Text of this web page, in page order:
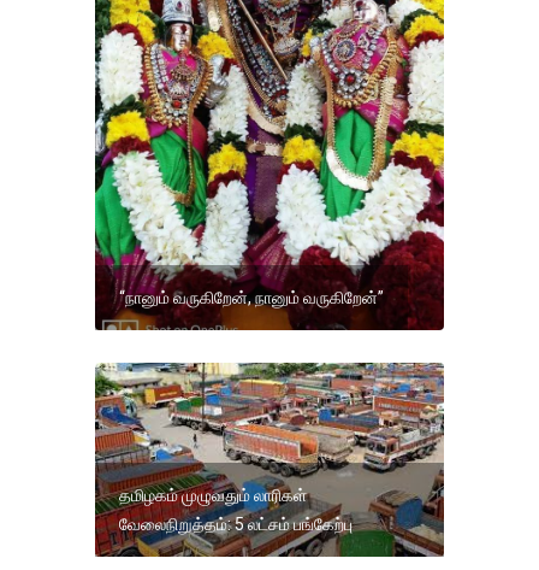
“நானும் வருகிறேன், நானும் வருகிறேன்”
தமிழகம் முழுவதும் லாரிகள்
வேலைநிறுத்தம்: 5 லட்சம் பங்கேற்பு